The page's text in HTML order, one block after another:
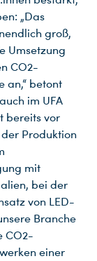
„Das
groß,
Umsetzung
CO2-
an,“ betont
im UFA
bereits vor
Produktion
mit
bei der
von LED-
Branche
CO2-
einer